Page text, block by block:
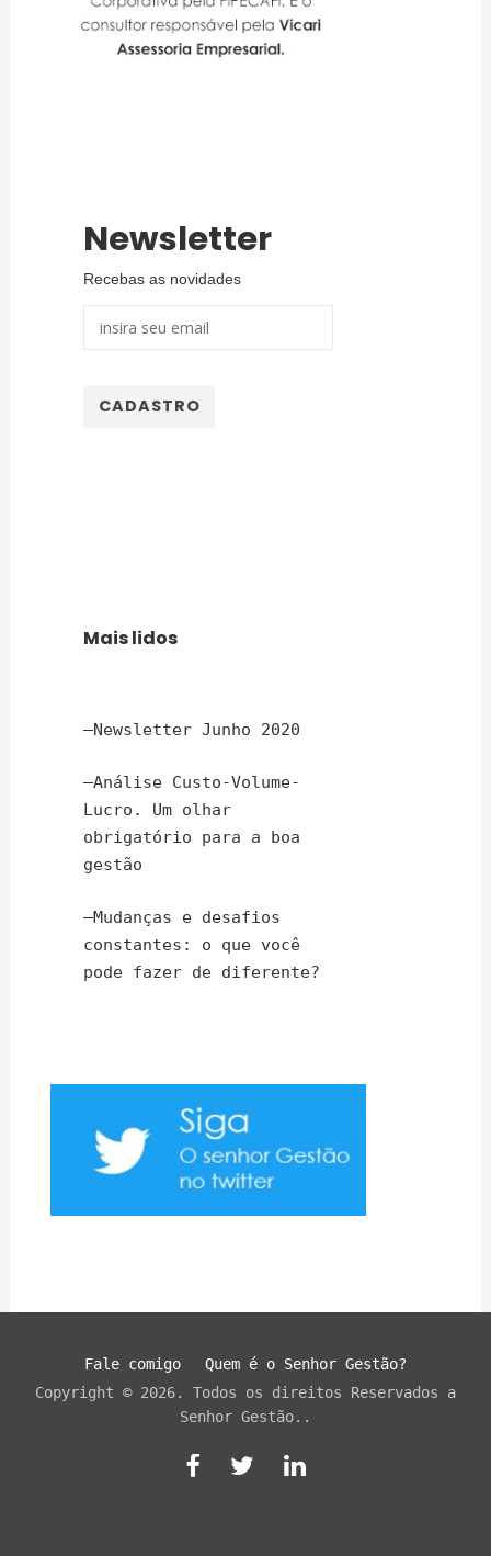
Newsletter
Recebas as novidades
Mais lidos
–Newsletter Junho 2020
–Análise Custo-Volume-
Lucro. Um olhar
obrigatório para a boa
gestão
–Mudanças e desafios
constantes: o que você
pode fazer de diferente?
Fale comigo
Quem é o Senhor Gestão?
Copyright © 2026. Todos os direitos Reservados a
Senhor Gestão..